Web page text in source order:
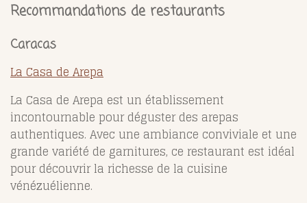
Recommandations de restaurants
Caracas
La Casa de Arepa
La Casa de Arepa est un établissement
incontournable pour déguster des arepas
authentiques. Avec une ambiance conviviale et une
grande variété de garnitures, ce restaurant est idéal
pour découvrir la richesse de la cuisine
vénézuélienne.